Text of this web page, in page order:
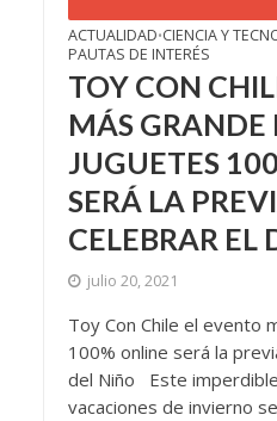
ACTUALIDAD•CIENCIA Y
PAUTAS DE INTERÉS
TOY CON
MÁS GRANDE
JUGUETES
SERÁ LA
CELEBRAR EL
julio 20, 2021
Toy Con Chile el evento
100% online será la
del Niño Este
vacaciones de invierno